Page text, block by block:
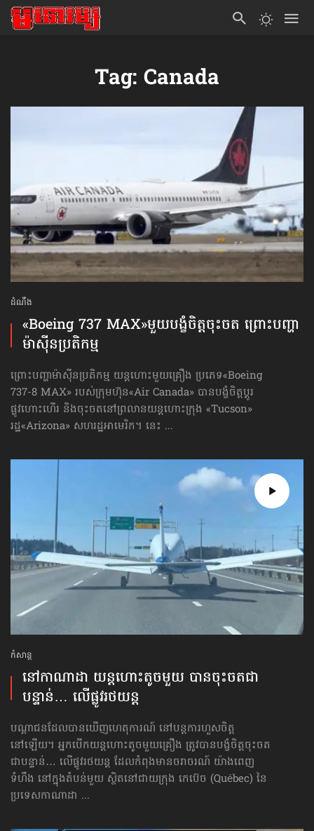
Tag: Canada
ដំណឹង
«Boeing 737 MAX»​មួយបង្ខំចិត្ត​ចុះចត ព្រោះបញ្ហា​
ម៉ាស៊ីនប្រតិកម្ម
ព្រោះបញ្ហា​ម៉ាស៊ីនប្រតិកម្ម យន្ដហោះមួយគ្រឿង ប្រភេទ«Boeing
737-8 MAX» របស់ក្រុមហ៊ុន​«Air Canada» បានបង្ខំចិត្ត​ប្ដូរ
ផ្លូវហោះហើរ និងចុះចតនៅព្រលានយន្ដហោះ​ក្រុង «Tucson»
រដ្ឋ«Arizona» សហរដ្ឋអាមេរិក។ នេះ ...
កំសាន្ដ
នៅកាណាដា យន្ដហោះតូចមួយ បាន​ចុះចតជា
បន្ទាន់… លើផ្លូវរថយន្ដ
បណ្ដាជនដែលបានឃើញហេតុការណ៍ នៅបន្តការហួសចិត្ត
នៅឡើយ។ អ្នកបើកយន្ដហោះតូចមួយគ្រឿង ត្រូវបានបង្ខំចិត្តចុះចត
ជាបន្ទាន់… លើផ្លូវរថយន្ដ ដែលកំពុងមានចរាចរណ៍ យ៉ាងពេញ
ទំហឹង នៅក្នុងតំបន់មួយ ស្ថិតនៅជាយក្រុង កេប៊េច (Québec) នៃ
ប្រទេសកាណាដា ...